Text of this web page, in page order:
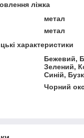
ліжка
метал
метал
характеристики
Бежевий,
Зелений,
Синій,
Чорний